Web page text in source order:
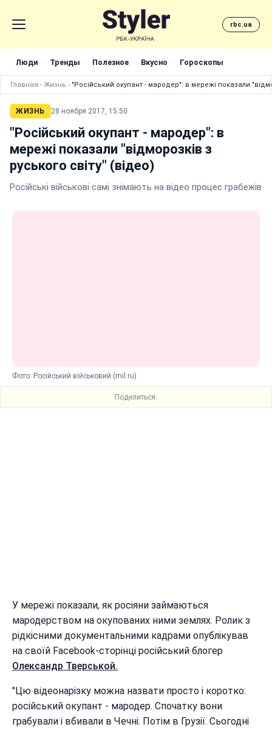
rbc.ua
Люди Тренды Полезное Вкусно Гороскопы
Главная › Жизнь › "Російський окупант - мародер": в мережі показали
ЖИЗНЬ 28 ноября 2017, 15:50
"Російський окупант - мародер": в
мережі показали "відморозків з
руського світу" (відео)
Російські військові самі знімають на відео процес грабежів
Фото: Російський військовий (mil.ru)
Поделиться:
У мережі показали, як росіяни займаються
мародерством на окупованих ними землях. Ролик з
рідкісними документальними кадрами опублікував
на своїй Facebook-сторінці російський блогер
Олександр Тверськой.
"Цю відеонарізку можна назвати просто і коротко:
російський окупант - мародер. Спочатку вони
грабували і вбивали в Чечні. Потім в Грузії. Сьогодні